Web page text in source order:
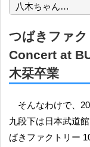
八木ちゃん…
つばきファ
Concert at
木栞卒業
そんなわけで、2025年の４月30日、連休の狭間の水曜日、
九段下は日本武道
ばきファクトリー